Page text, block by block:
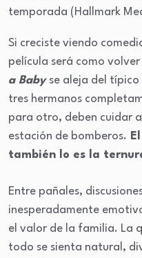
temporada (Hallmark
Si creciste viendo
película será como volver
a Baby se aleja del
tres hermanos
para otro, deben cuidar
estación de bomberos.
también lo es la
Entre pañales,
inesperadamente
el valor de la familia. La
todo se sienta natural,